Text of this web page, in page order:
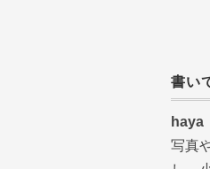
書い
haya
写真